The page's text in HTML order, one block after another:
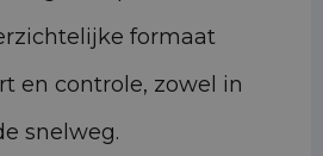
formaat
en controle, zowel in
snelweg.